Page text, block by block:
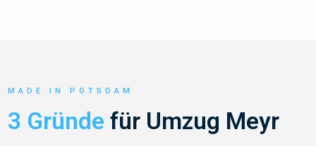
MADE IN POTSDAM
3 Gründe für Umzug Meyr